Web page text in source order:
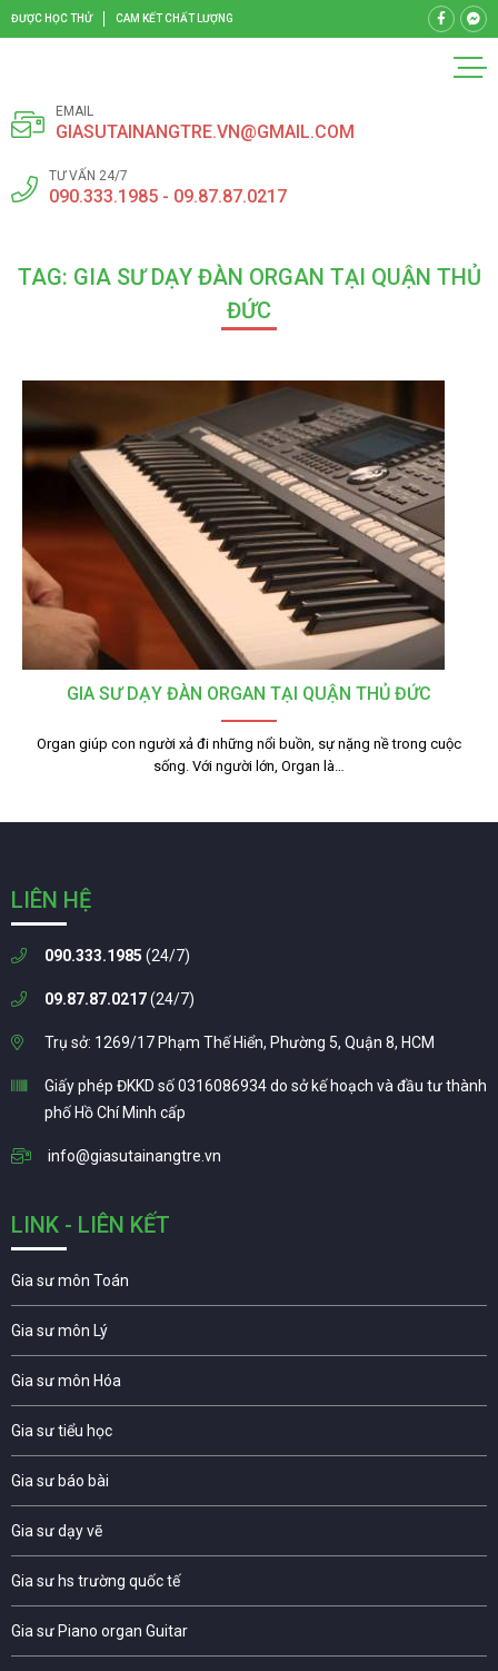
ĐƯỢC HỌC THỬ CAM KẾT CHẤT LƯỢNG
EMAIL
GIASUTAINANGTRE.VN@GMAIL.COM
TƯ VẤN 24/7
090.333.1985 - 09.87.87.0217
TAG: GIA SƯ DẠY ĐÀN ORGAN TẠI QUẬN THỦ
ĐỨC
GIA SƯ DẠY ĐÀN ORGAN TẠI QUẬN THỦ ĐỨC
Organ giúp con người xả đi những nổi buồn, sự nặng nề trong cuộc
sống. Với người lớn, Organ là…
LIÊN HỆ
090.333.1985 (24/7)
09.87.87.0217(24/7)
Trụ sở: 1269/17 Phạm Thế Hiển, Phường 5, Quận 8, HCM
Giấy phép ĐKKD số 0316086934 do sở kế hoạch và đầu tư thành
phố Hồ Chí Minh cấp
info@giasutainangtre.vn
LINK - LIÊN KẾT
Gia sư môn Toán
Gia sư môn Lý
Gia sư môn Hóa
Gia sư tiểu học
Gia sư báo bài
Gia sư dạy vẽ
Gia sư hs trường quốc tế
Gia sư Piano organ Guitar